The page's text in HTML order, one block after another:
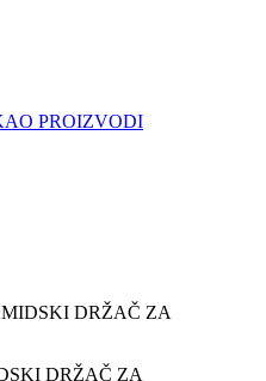
PROIZVODI
DRŽAČ ZA